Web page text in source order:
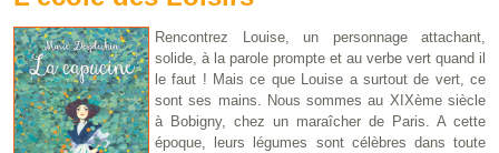
Rencontrez Louise, un personnage attachant,
solide, à la parole prompte et au verbe vert quand il
le faut ! Mais ce que Louise a surtout de vert, ce
sont ses mains. Nous sommes au XIXème siècle
à Bobigny, chez un maraîcher de Paris. A cette
époque, leurs légumes sont célèbres dans toute